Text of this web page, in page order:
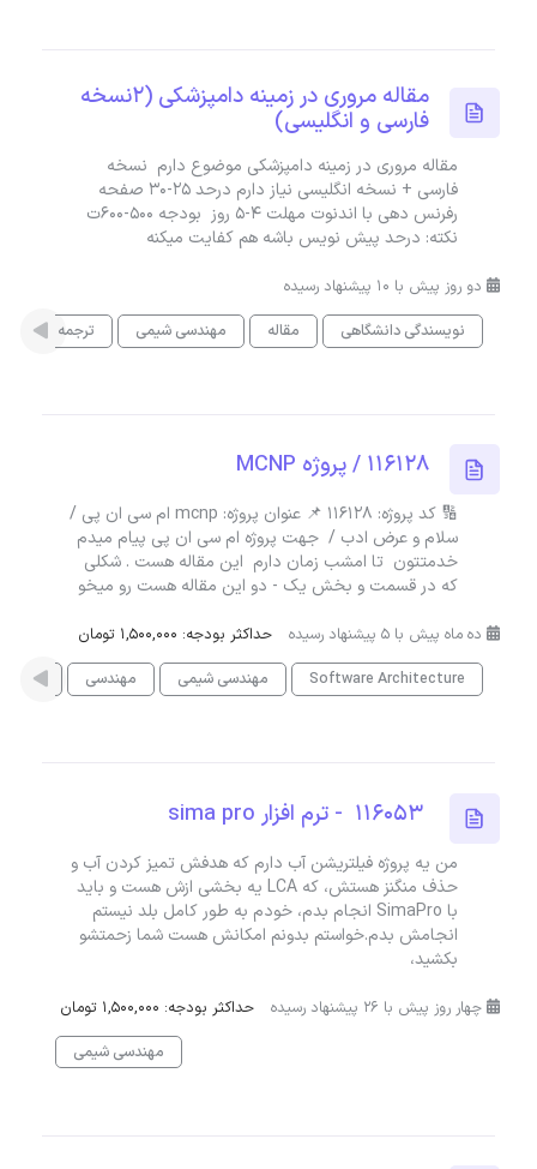
مقاله مروری در زمینه دامپزشکی (۲نسخه
فارسی و انگلیسی)
مقاله مروری در زمینه دامپزشکی موضوع دارم نسخه
فارسی + نسخه انگلیسی نیاز دارم درحد ۲۵-۳۰ صفحه
رفرنس دهی با اندنوت مهلت ۴-۵ روز بودجه ۵۰۰-۶۰۰ت
نکته: درحد پیش نویس باشه هم کفایت میکنه
دو روز پیش با 10 پیشنهاد رسیده
نویسندگی دانشگاهی
مقاله مهندسی شیمی ترجمه انگلیسی
116128 / پروژه MCNP
🔢 کد پروژه: 116128 📌 عنوان پروژه: mcnp ام سی ان پی /
سلام و عرض ادب / جهت پروژه ام سی ان پی پیام میدم
خدمتتون تا امشب زمان دارم این مقاله هست . شکلی
که در قسمت و بخش یک - دو این مقاله هست رو میخو
ده ماه پیش با 5 پیشنهاد رسیده
حداکثر بودجه: 1,500,000 تومان
Software Architecture
مهندسی شیمی مهندسی فیزیک
116053 - ترم افزار sima pro
من یه پروژه فیلتریشن آب دارم که هدفش تمیز کردن آب و
حذف منگنز هستش، که LCA یه بخشی ازش هست و باید
با SimaPro انجام بدم، خودم به طور کامل بلد نیستم
انجامش بدم.خواستم بدونم امکانش هست شما زحمتشو
بکشید،
چهار روز پیش با 26 پیشنهاد رسیده
حداکثر بودجه: 1,500,000 تومان
مهندسی شیمی